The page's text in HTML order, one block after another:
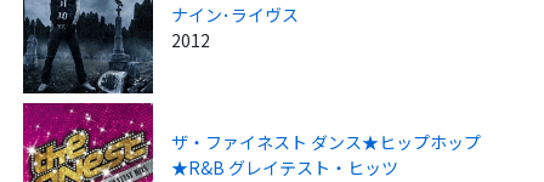
ナイン･ライヴス
2012
ザ・ファイネスト ダンス★ヒップホップ
★R&B グレイテスト・ヒッツ